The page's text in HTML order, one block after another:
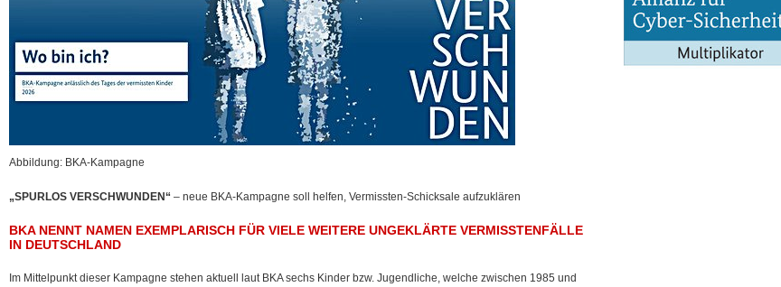
Abbildung: BKA-Kampagne
„SPURLOS VERSCHWUNDEN“ – neue BKA-Kampagne soll helfen, Vermissten-Schicksale aufzuklären
BKA NENNT NAMEN EXEMPLARISCH FÜR VIELE WEITERE UNGEKLÄRTE VERMISSTENFÄLLE
IN DEUTSCHLAND
Im Mittelpunkt dieser Kampagne stehen aktuell laut BKA sechs Kinder bzw. Jugendliche, welche zwischen 1985 und